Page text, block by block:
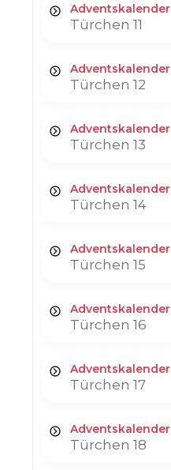
Adventskalender
Türchen 11
Adventskalender
Türchen 12
Adventskalender
Türchen 13
Adventskalender
Türchen 14
Adventskalender
Türchen 15
Adventskalender
Türchen 16
Adventskalender
Türchen 17
Adventskalender
Türchen 18